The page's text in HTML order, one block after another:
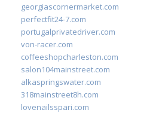
georgiascornermarket.com
perfectfit24-7.com
portugalprivatedriver.com
von-racer.com
coffeeshopcharleston.com
salon104mainstreet.com
alkaspringswater.com
318mainstreet8h.com
lovenailsspari.com